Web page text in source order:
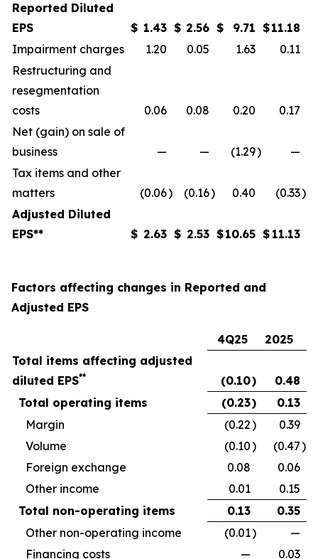
Reported Diluted
EPS
$ 1.43 $ 2.56 $ 9.71 $11.18
Impairment charges
1.20 0.05 1.63
0.11
Restructuring and
resegmentation
costs
0.06 0.08 0.20
0.17
Net (gain) on sale of
business
— — (1.29)
—
Tax items and other
matters
(0.06) (0.16) 0.40 (0.33)
Adjusted Diluted
EPS**
$ 2.63 $ 2.53 $10.65 $ 11.13
Factors affecting changes in Reported and
Adjusted EPS
4Q25
2025
Total items affecting adjusted
diluted EPS** (0.10)
0.48
Total operating items
(0.23)
0.13
Margin
(0.22)
0.39
Volume
(0.10) (0.47)
Foreign exchange
0.08
0.06
Other income
0.01
0.15
Total non-operating items
0.13
0.35
Other non-operating income
(0.01)
—
Financing costs
— 0.03